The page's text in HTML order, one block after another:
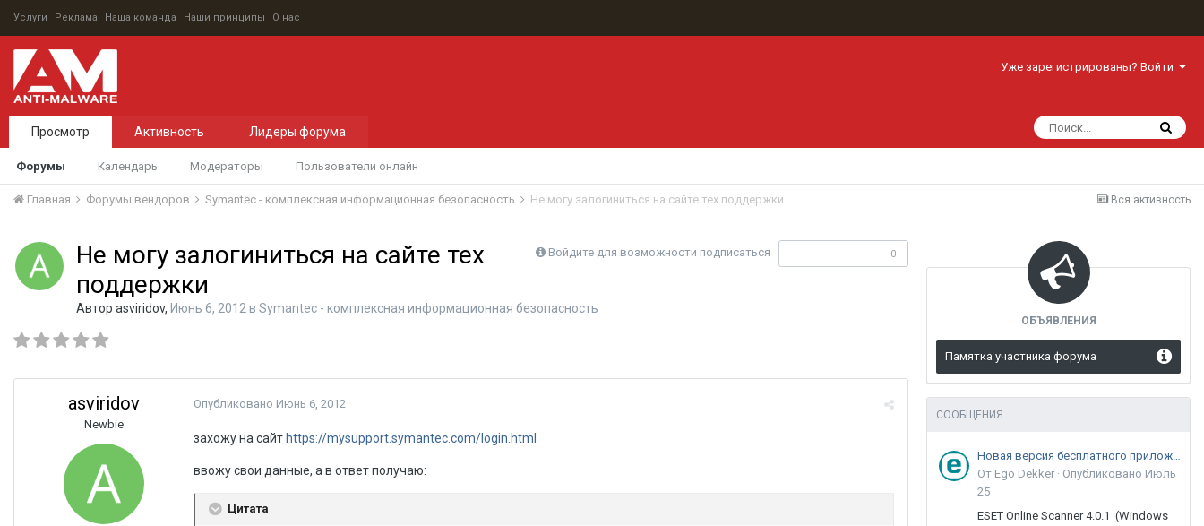
Услуги Реклама Наша команда Наши принципы О нас
Уже зарегистрированы? Войти
Просмотр
Форумы Календарь Модераторы Пользователи онлайн
Активность Лидеры форума
Вся активность
Главная Форумы вендоров Symantec - комплексная информационная безопасность Не могу залогиниться на сайте тех поддержки
Войдите для возможности подписаться 0
Не могу залогиниться на сайте тех
поддержки
Автор asviridov, Июнь 6, 2012 в Symantec - комплексная информационная безопасность
asviridov
Newbie
Опубликовано Июнь 6, 2012
захожу на сайт https://mysupport.symantec.com/login.html
ввожу свои данные, а в ответ получаю:
Цитата
ОБЪЯВЛЕНИЯ
Памятка участника форума
СООБЩЕНИЯ
Новая версия бесплатного приложения ESET Online Scanner доступна пользователям
От Ego Dekker · Опубликовано Июль
25
ESET Online Scanner 4.0.1 (Windows